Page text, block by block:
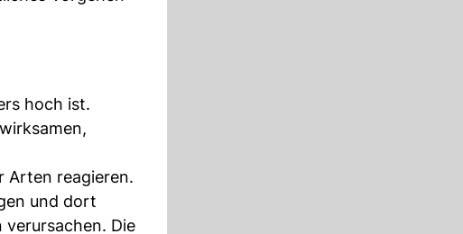
hoch ist.
Arten reagieren.
und dort
Die